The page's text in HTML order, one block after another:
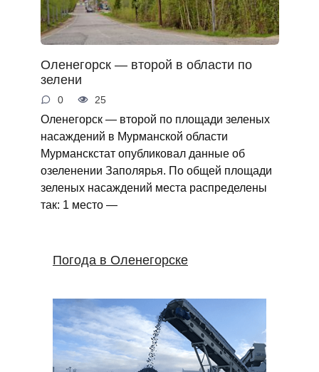
Оленегорск — второй в области по
зелени
0 25
Оленегорск — второй по площади зеленых
насаждений в Мурманской области
Мурманскстат опубликовал данные об
озеленении Заполярья. По общей площади
зеленых насаждений места распределены
так: 1 место —
Погода в Оленегорске